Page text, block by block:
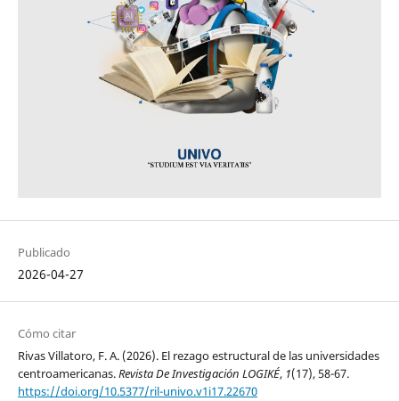
Publicado
2026-04-27
Cómo citar
Rivas Villatoro, F. A. (2026). El rezago estructural de las universidades
centroamericanas.Revista De Investigación LOGIKÉ, 1(17), 58-67.
https://doi.org/10.5377/ril-univo.v1i17.22670